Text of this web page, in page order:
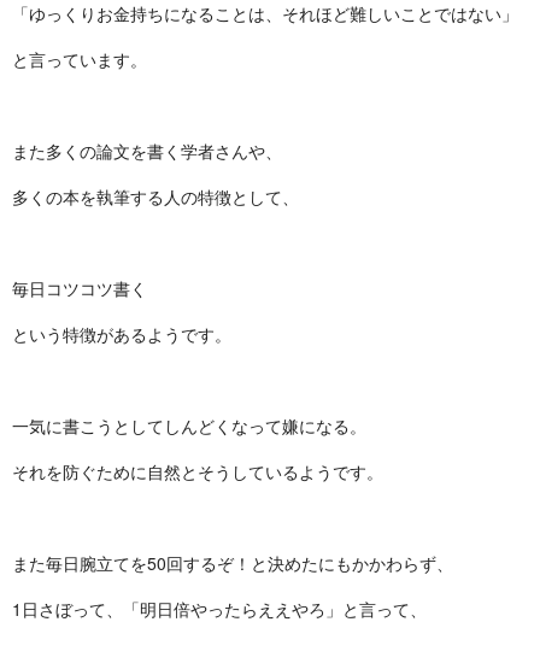
「ゆっくりお金持ちになることは、それほど難しいことではない」
と言っています。
また多くの論文を書く学者さんや、
多くの本を執筆する人の特徴として、
毎日コツコツ書く
という特徴があるようです。
一気に書こうとしてしんどくなって嫌になる。
それを防ぐために自然とそうしているようです。
また毎日腕立てを50回するぞ！と決めたにもかかわらず、
1日さぼって、「明日倍やったらええやろ」と言って、